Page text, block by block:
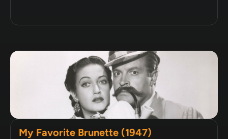
My Favorite Brunette (1947)